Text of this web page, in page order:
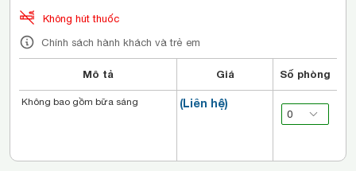
Không hút thuốc
Chính sách hành khách và trẻ em
Mô tả Giá Số phòng
(Liên hệ)
Không bao gồm bữa sáng